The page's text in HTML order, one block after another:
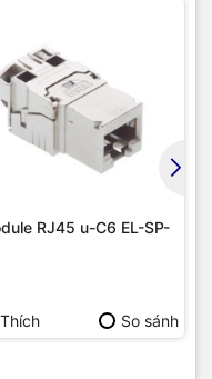
RJ45 u-C6 EL-SP-
Thích So sánh